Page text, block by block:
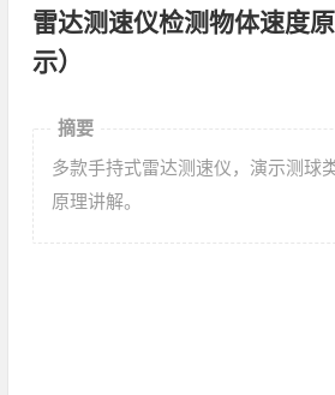
雷达测速仪检测物体速度
示）
摘要
多款手持式雷达测速仪，演示测球
原理讲解。